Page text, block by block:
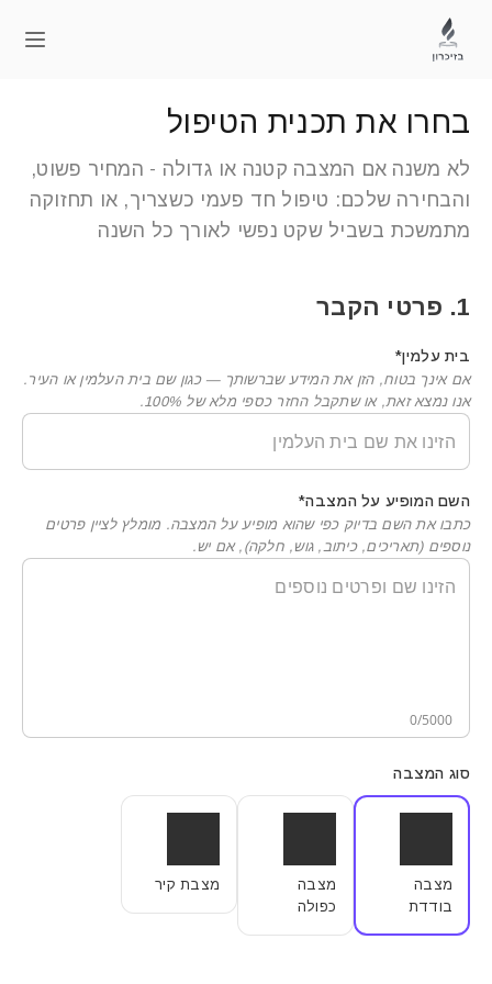
בחרו את תכנית הטיפול
לא משנה אם המצבה קטנה או גדולה - המחיר פשוט,
והבחירה שלכם: טיפול חד פעמי כשצריך, או תחזוקה
מתמשכת בשביל שקט נפשי לאורך כל השנה
1. פרטי הקבר
בית עלמין*
הזינו את שם בית העלמין
אם אינך בטוח, הזן את המידע שברשותך — כגון שם בית העלמין או העיר.
אנו נמצא זאת, או שתקבל החזר כספי מלא של 100%.
השם המופיע על המצבה*
הזינו שם ופרטים נוספים
0/5000
כתבו את השם בדיוק כפי שהוא מופיע על המצבה. מומלץ לציין פרטים
נוספים (תאריכים, כיתוב, גוש, חלקה), אם יש.
סוג המצבה
מצבה
בודדת
מצבה
כפולה
מצבת קיר